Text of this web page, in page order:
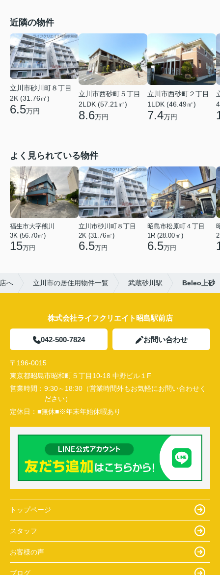
近隣の物件
立川市砂川町８丁目
2K (31.76㎡)
6.5万円
立川市西砂町５丁目
2LDK (57.21㎡)
8.6万円
立川市西砂町２丁目
1LDK (46.49㎡)
7.4万円
よく見られている物件
福生市大字熊川
3K (56.70㎡)
15万円
立川市砂川町８丁目
2K (31.76㎡)
6.5万円
昭島市松原町４丁目
1R (28.00㎡)
6.5万円
へ 立川市の居住用物件一覧 武蔵砂川駅 Beleo上砂
株式会社ライフクリエイト昭島駅前店
042-500-7824 お問い合わせ
〒196-0015
東京都昭島市昭和町５丁目10-18 中野ビル１F
営業時間： 9:30～18:30（営業時間外もお気軽にお問い合わせく
ださい）
定休日： ■無休■※年末年始休暇あり
トップページ
スタッフ
お客様の声
ブログ